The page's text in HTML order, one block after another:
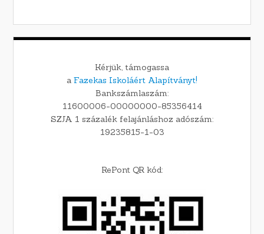
Kérjük, támogassa
a Fazekas Iskoláért Alapítványt!
Bankszámlaszám:
11600006-00000000-85356414
SZJA 1 százalék felajánláshoz adószám:
19235815-1-03
RePont QR kód: